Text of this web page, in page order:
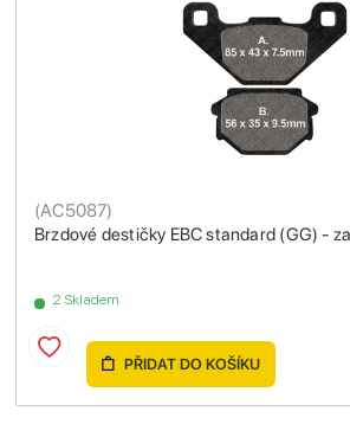
Brzdové destičky EBC standard (GG) -
(AC5087)
2 Skladem
PŘIDAT DO KOŠÍKU